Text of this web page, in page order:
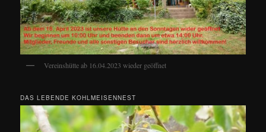
Vereinshütte ab 16.04.2023 wieder geöffnet
DAS LEBENDE KOHLMEISENNEST